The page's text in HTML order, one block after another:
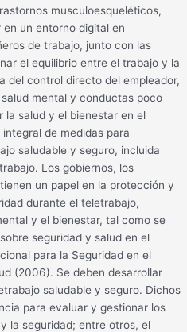
musculoesqueléticos,
un entorno digital en
de trabajo, junto con las
el equilibrio entre el trabajo y la
del control directo del empleador,
mental y conductas poco
la salud y el bienestar en el
de medidas para
saludable y seguro, incluida
Los gobiernos, los
un papel en la protección y
durante el teletrabajo,
y el bienestar, tal como se
seguridad y salud en el
para la Seguridad en el
(2006). Se deben desarrollar
saludable y seguro. Dichos
para evaluar y gestionar los
la seguridad; entre otros, el